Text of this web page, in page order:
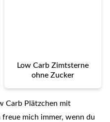
Low Carb Zimtsterne
ohne Zucker
Carb Plätzchen mit
mich immer, wenn du